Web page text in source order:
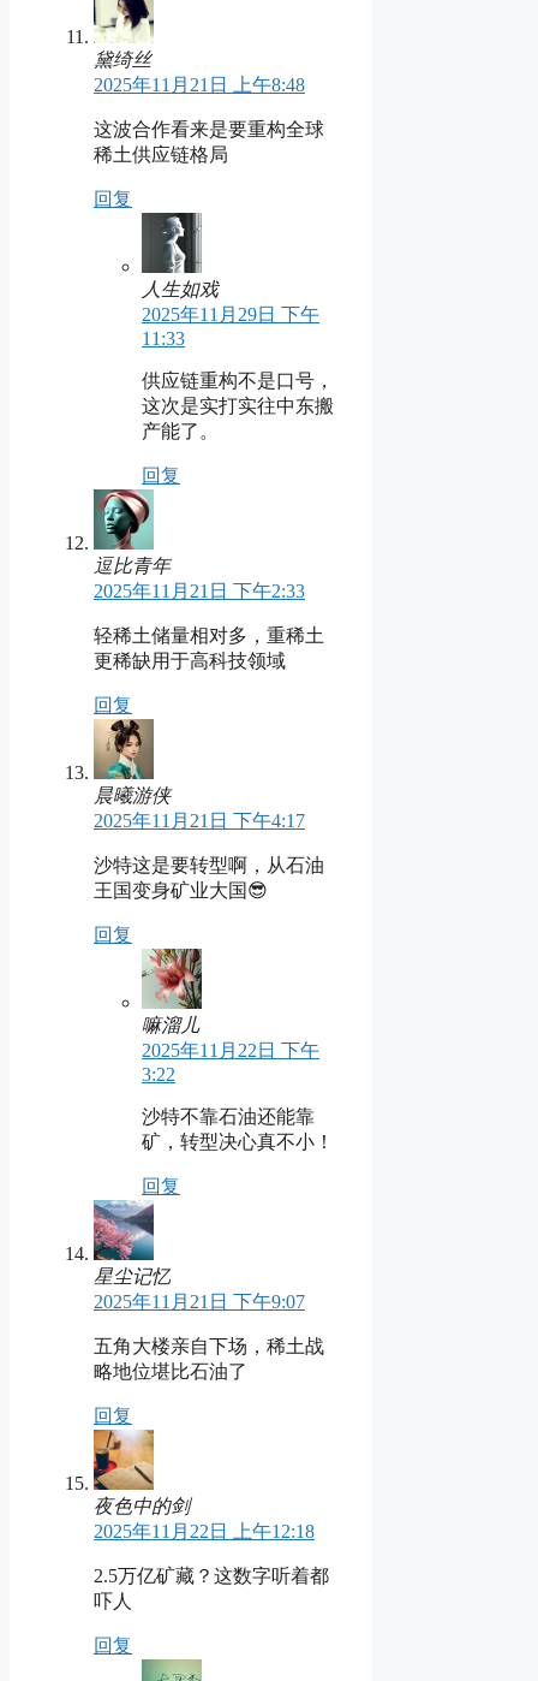
黛绮丝
2025年11月21日 上午8:48
这波合作看来是要重构全球
稀土供应链格局
回复
人生如戏
2025年11月29日 下午
11:33
供应链重构不是口号，
这次是实打实往中东搬
产能了。
回复
逗比青年
2025年11月21日 下午2:33
轻稀土储量相对多，重稀土
更稀缺用于高科技领域
回复
晨曦游侠
2025年11月21日 下午4:17
沙特这是要转型啊，从石油
王国变身矿业大国😎
回复
嘛溜儿
2025年11月22日 下午
3:22
沙特不靠石油还能靠
矿，转型决心真不小！
回复
星尘记忆
2025年11月21日 下午9:07
五角大楼亲自下场，稀土战
略地位堪比石油了
回复
夜色中的剑
2025年11月22日 上午12:18
2.5万亿矿藏？这数字听着都
吓人
回复